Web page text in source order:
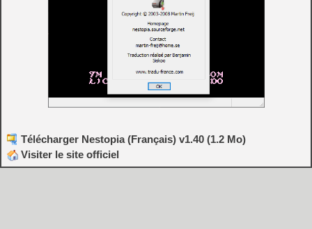
Télécharger Nestopia (Français) v1.40 (1.2 Mo)
Visiter le site officiel